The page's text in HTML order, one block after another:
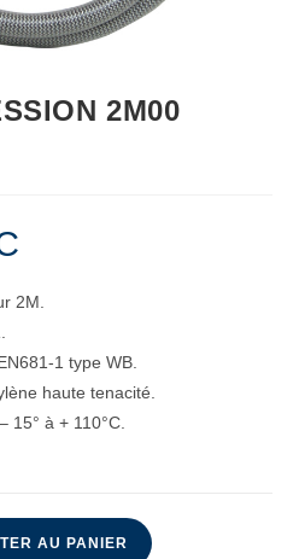
2M00
2M.
1 type WB.
haute tenacité.
15° à + 110°C.
AU PANIER